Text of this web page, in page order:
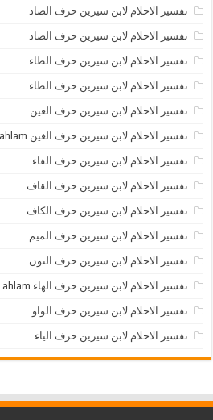
تفسير الاحلام لابن سيرين حرف الصاد
تفسير الاحلام لابن سيرين حرف الضاد
تفسير الاحلام لابن سيرين حرف الطاء
تفسير الاحلام لابن سيرين حرف الظاء
تفسير الاحلام لابن سيرين حرف العين
تفسير الاحلام لابن سيرين حرف الغين tafsir ahlam
تفسير الاحلام لابن سيرين حرف الفاء
تفسير الاحلام لابن سيرين حرف القاف
تفسير الاحلام لابن سيرين حرف الكاف
تفسير الاحلام لابن سيرين حرف الميم
تفسير الاحلام لابن سيرين حرف النون
تفسير الاحلام لابن سيرين حرف الهاء tafsir al ahlam
تفسير الاحلام لابن سيرين حرف الواو
تفسير الاحلام لابن سيرين حرف الياء